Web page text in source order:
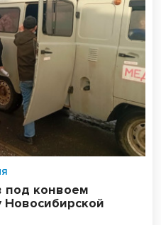
под конвоем
Новосибирской